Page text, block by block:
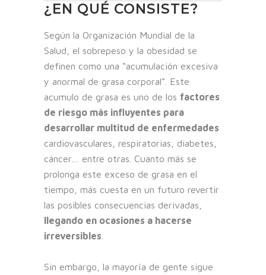
¿EN QUÉ CONSISTE?
Según la Organización Mundial de la
Salud, el sobrepeso y la obesidad se
definen como una “acumulación excesiva
y anormal de grasa corporal”. Este
acumulo de grasa es uno de los factores
de riesgo más influyentes para
desarrollar multitud de enfermedades
cardiovasculares, respiratorias, diabetes,
cáncer… entre otras. Cuanto más se
prolonga este exceso de grasa en el
tiempo, más cuesta en un futuro revertir
las posibles consecuencias derivadas,
llegando en ocasiones a hacerse
irreversibles
Sin embargo, la mayoría de gente sigue